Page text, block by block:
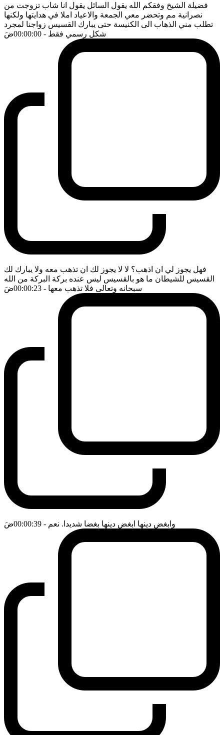
فضيلة الشيخ وفقكم الله يقول السائل يقول انا شاب تزوجت من
نصرانية مم وتحضر معي الجمعة والاعياد املا في هدايتها ولكنها
تطلب مني الذهاب الى الكنيسة حتى يبارك القسيس زواجنا لمجرد
شكل رسمي فقط - 00:00:00 ضَ
فهل يجوز لي ان اذهب؟ لا لا يجوز لك ان تذهب معه ولا يبارك لك
القسيس للشيطان ما هو بالقسيس ليس عنده بركة البركة من الله
سبحانه وتعالى فلا تذهب معها - 00:00:23 ضَ
وابغض دينها ابغض دينها بغضا شديدا. نعم - 00:00:39 ضَ